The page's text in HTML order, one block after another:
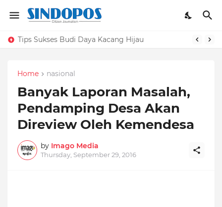
Tips Sukses Budi Daya Kacang Hijau
Home nasional
Banyak Laporan Masalah,
Pendamping Desa Akan
Direview Oleh Kemendesa
by Imago Media
Thursday, September 29, 2016